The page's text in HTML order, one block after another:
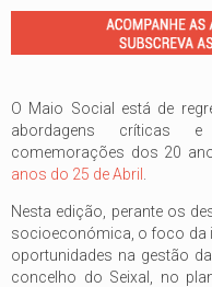
O Maio Social está de
abordagens críticas e
comemorações dos 20
anos do 25 de Abril
Nesta edição, perante os
socioeconómica, o foco da
oportunidades na gestão
concelho do Seixal, no